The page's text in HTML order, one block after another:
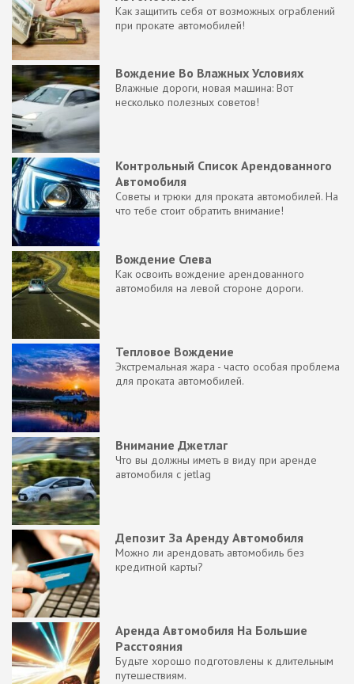
Как защитить себя от возможных ограблений
при прокате автомобилей!
Вождение Во Влажных Условиях
Влажные дороги, новая машина: Вот
несколько полезных советов!
Контрольный Список Арендованного
Автомобиля
Советы и трюки для проката автомобилей. На
что тебе стоит обратить внимание!
Вождение Слева
Как освоить вождение арендованного
автомобиля на левой стороне дороги.
Тепловое Вождение
Экстремальная жара - часто особая проблема
для проката автомобилей.
Внимание Джетлаг
Что вы должны иметь в виду при аренде
автомобиля с jetlag
Депозит За Аренду Автомобиля
Можно ли арендовать автомобиль без
кредитной карты?
Аренда Автомобиля На Большие
Расстояния
Будьте хорошо подготовлены к длительным
путешествиям.